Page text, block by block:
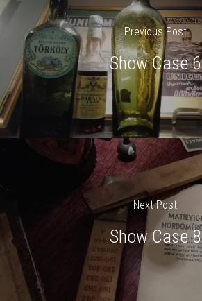
Previous Post
Show Case 6
Next Post
Show Case 8